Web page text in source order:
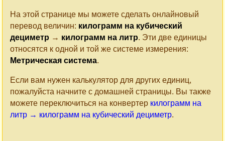
На этой странице мы можете сделать онлайновый
перевод величин: килограмм на кубический
дециметр → килограмм на литр. Эти две единицы
относятся к одной и той же системе измерения:
Метрическая система.
Если вам нужен калькулятор для других единиц,
пожалуйста начните с домашней страницы. Вы также
можете переключиться на конвертер килограмм на
литр → килограмм на кубический дециметр.